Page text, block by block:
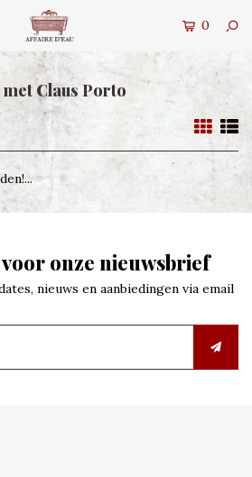
0
Claus Porto
onze nieuwsbrief
nieuws en aanbiedingen via email